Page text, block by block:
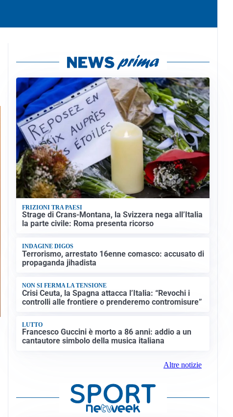
FRIZIONI TRA PAESI
Strage di Crans-Montana, la Svizzera nega all’Italia
la parte civile: Roma presenta ricorso
INDAGINE DIGOS
Terrorismo, arrestato 16enne comasco: accusato di
propaganda jihadista
NON SI FERMA LA TENSIONE
Crisi Ceuta, la Spagna attacca l’Italia: “Revochi i
controlli alle frontiere o prenderemo contromisure”
LUTTO
Francesco Guccini è morto a 86 anni: addio a un
cantautore simbolo della musica italiana
Altre notizie